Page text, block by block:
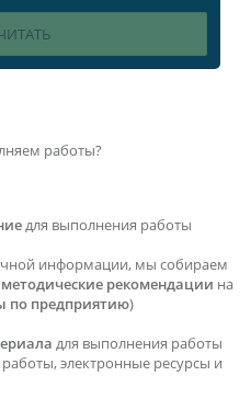
работы?
для выполнения работы
информации, мы собираем
рекомендации на
по предприятию)
для выполнения работы
электронные ресурсы и